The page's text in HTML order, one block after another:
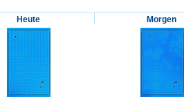
Heute Morgen